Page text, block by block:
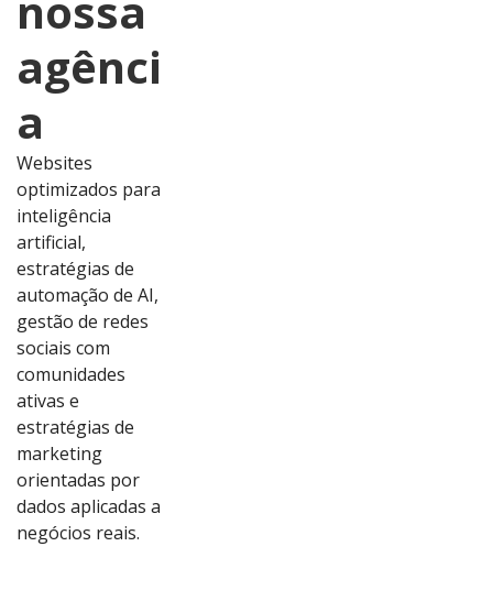
agênci
a
Websites
optimizados para
inteligência
artificial,
estratégias de
automação de AI,
gestão de redes
sociais com
comunidades
ativas e
estratégias de
marketing
orientadas por
dados aplicadas a
negócios reais.